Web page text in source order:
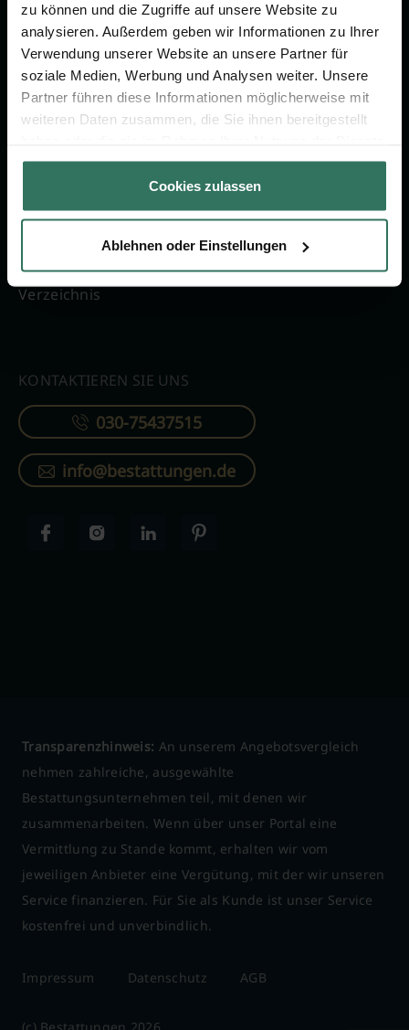
zu können und die Zugriffe auf unsere Website zu
analysieren. Außerdem geben wir Informationen zu Ihrer
Verwendung unserer Website an unsere Partner für
soziale Medien, Werbung und Analysen weiter. Unsere
Partner führen diese Informationen möglicherweise mit
weiteren Daten zusammen, die Sie ihnen bereitgestellt
gesammelt haben.
Cookies zulassen
Ablehnen oder Einstellungen
Wir sind Ihr Ansprechpartner rund
um das Thema Bestattung &
Vorsorge.
Jetzt beraten lassen
Verzeichnis
FÜR BESTATTER
KONTAKTIEREN SIE UNS
030-75437515
info@bestattungen.de
Transparenzhinweis: An unserem Angebotsvergleich
nehmen zahlreiche, ausgewählte
Bestattungsunternehmen teil, mit denen wir
zusammenarbeiten. Wenn über unser Portal eine
Vermittlung zu Stande kommt, erhalten wir vom
jeweiligen Anbieter eine Vergütung, mit der wir unseren
Service finanzieren. Für Sie als Kunde ist unser Service
kostenfrei und unverbindlich.
Impressum Datenschutz AGB